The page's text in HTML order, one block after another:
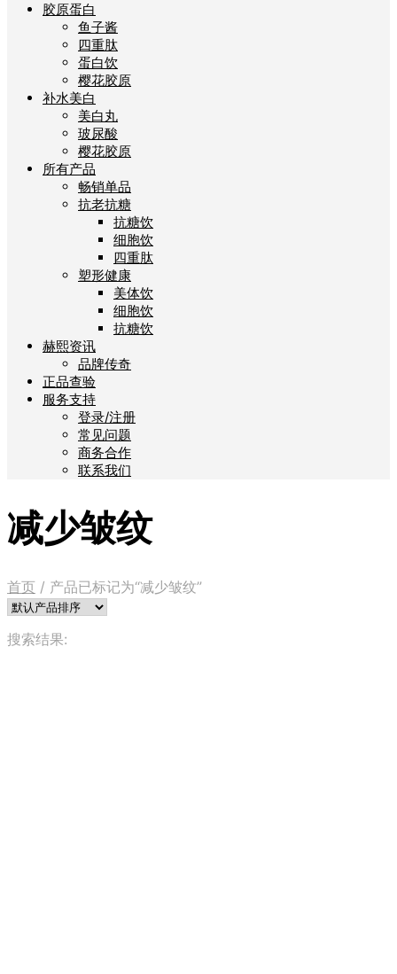
胶原蛋白
鱼子酱
四重肽
蛋白饮
樱花胶原
补水美白
美白丸
玻尿酸
樱花胶原
所有产品
畅销单品
抗老抗糖
抗糖饮
细胞饮
四重肽
塑形健康
美体饮
细胞饮
抗糖饮
赫熙资讯
品牌传奇
正品查验
服务支持
登录/注册
常见问题
商务合作
联系我们
减少皱纹
首页 / 产品已标记为“减少皱纹”
搜索结果: